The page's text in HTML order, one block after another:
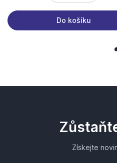
Do košíku
Získejte